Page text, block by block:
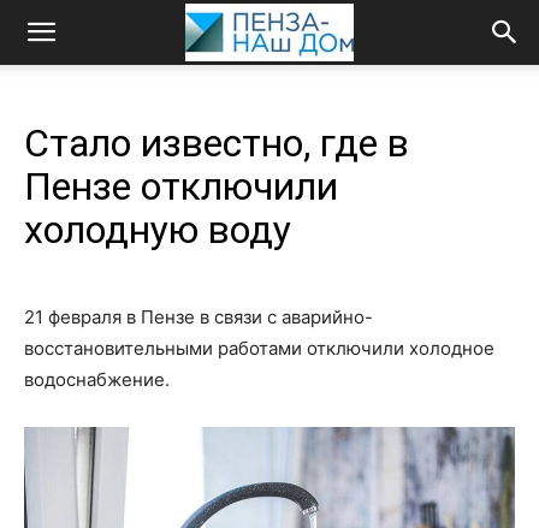
Стало известно, где в
Пензе отключили
холодную воду
21 февраля в Пензе в связи с аварийно-
восстановительными работами отключили холодное
водоснабжение.